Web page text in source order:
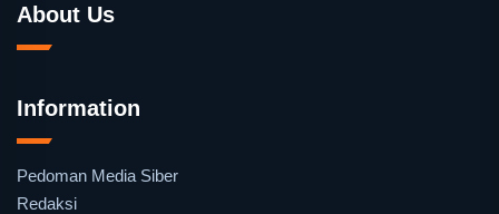
About Us
Information
Pedoman Media Siber
Redaksi